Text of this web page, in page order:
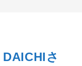
さ